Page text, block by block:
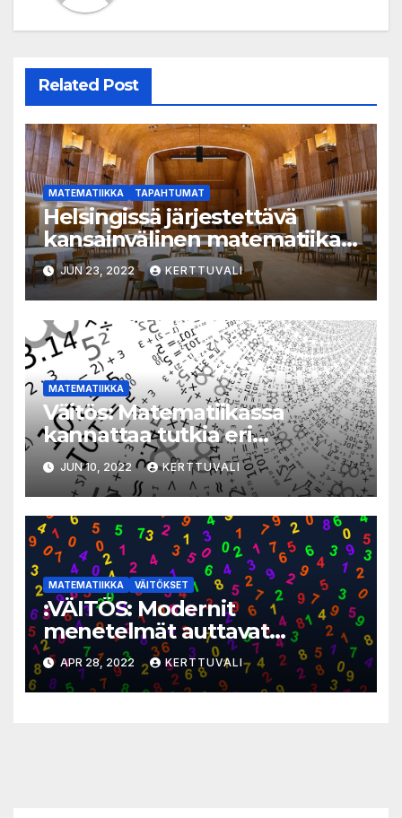
Related Post
MATEMATIIKKA TAPAHTUMAT
Helsingissä järjestettävä
kansainvälinen matematiikan
suurtapahtuma lähestyy
JUN 23, 2022 KERTTUVALI
MATEMATIIKKA
Väitös: Matematiikassa
kannattaa tutkia eri
ratkaisutapoja ja virheitä
JUN 10, 2022 KERTTUVALI
MATEMATIIKKA VÄITÖKSET
:VÄITÖS: Modernit
menetelmät auttavat
haastavien
yhteenlaskuongelmien
ratkaisemisessa
APR 28, 2022 KERTTUVALI